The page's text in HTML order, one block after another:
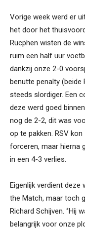
Vorige week werd er
het door het
Rucphen wisten de
ruim een half uur
dankzij onze 2-0
benutte penalty (beide
steeds slordiger. Een
deze werd goed
nog de 2-2, dit was
op te pakken. RSV
forceren, maar hierna
in een 4-3 verlies.
Eigenlijk verdient
the Match, maar toch
Richard Schijven.
belangrijk voor onze